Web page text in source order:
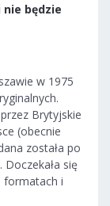
nie będzie
w 1975
Brytyjskie
(obecnie
została po
się
formatach i